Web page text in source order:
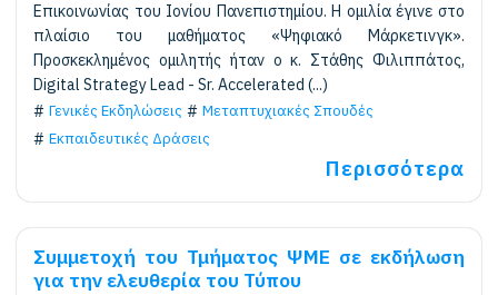
Επικοινωνίας του Ιονίου Πανεπιστημίου. Η ομιλία έγινε στο
πλαίσιο του μαθήματος «Ψηφιακό Μάρκετινγκ».
Προσκεκλημένος ομιλητής ήταν ο κ. Στάθης Φιλιππάτος,
Digital Strategy Lead - Sr. Accelerated (...)
Γενικές Εκδηλώσεις
Μεταπτυχιακές Σπουδές
Εκπαιδευτικές Δράσεις
Περισσότερα
Συμμετοχή του Τμήματος ΨΜΕ σε εκδήλωση
για την ελευθερία του Τύπου